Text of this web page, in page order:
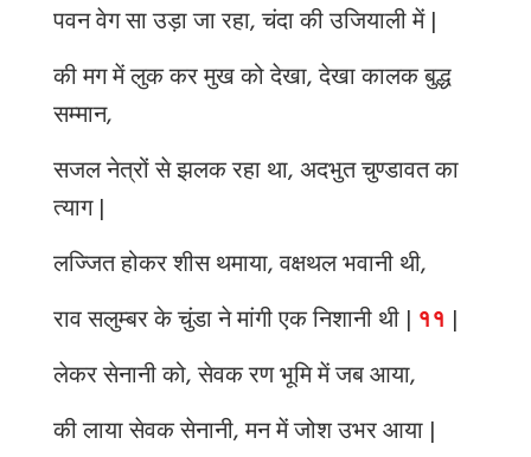
पवन वेग सा उड़ा जा रहा, चंदा की उजियाली में |
की मग में लुक कर मुख को देखा, देखा कालक बुद्ध
सम्मान,
सजल नेत्रों से झलक रहा था, अदभुत चुण्डावत का
त्याग |
लज्जित होकर शीस थमाया, वक्षथल भवानी थी,
राव सलुम्बर के चुंडा ने मांगी एक निशानी थी | ११ |
लेकर सेनानी को, सेवक रण भूमि में जब आया,
की लाया सेवक सेनानी, मन में जोश उभर आया |